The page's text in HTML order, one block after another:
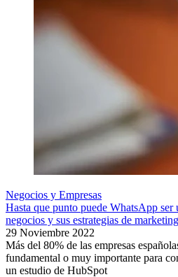
Negocios y Empresas
Hasta que punto puede WhatsApp ser
negocios y sus estrategias de
29 Noviembre 2022
Más del 80% de las empresas
fundamental o muy importante para
un estudio de HubSpot